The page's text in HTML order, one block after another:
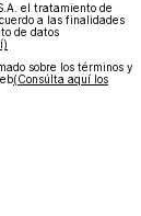
el tratamiento de
a las finalidades
de datos
sobre los términos y
(Consúlta aquí los